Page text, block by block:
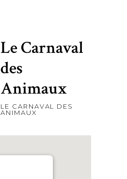
Le Carnaval
des
Animaux
LE CARNAVAL DES
ANIMAUX